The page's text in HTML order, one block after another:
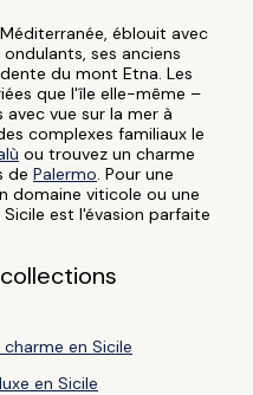
éblouit avec
ses anciens
du mont Etna. Les
que l'île elle-même –
vue sur la mer à
complexes familiaux le
ou trouvez un charme
de Palermo. Pour une
domaine viticole ou une
est l'évasion parfaite
en Sicile
en Sicile